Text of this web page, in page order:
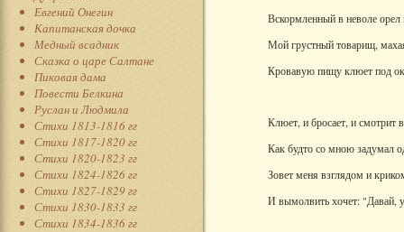
Евгений Онегин
Капитанская дочка
Медный всадник
Сказка о царе Салтане
Пиковая дама
Повести Белкина
Руслан и Людмила
Стихи 1813-1816 гг
Стихи 1817-1820 гг
Стихи 1820-1823 гг
Стихи 1824-1826 гг
Стихи 1827-1829 гг
Стихи 1830-1833 гг
Стихи 1834-1836 гг
Вскормленный в неволе
Мой грустный товарищ,
Кровавую пищу клюет под
Клюет, и бросает, и смотрит
Как будто со мною задумал
Зовет меня взглядом и
И вымолвить хочет: "Давай,